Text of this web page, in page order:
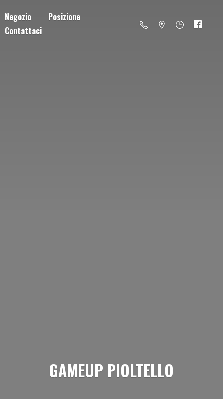
Negozio
Posizione
Contattaci
GAMEUP PIOLTELLO